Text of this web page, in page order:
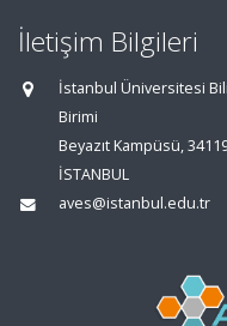
İletişim Bilgileri
İstanbul Üniversitesi
Birimi
Beyazıt Kampüsü,
İSTANBUL
aves@istanbul.edu.tr